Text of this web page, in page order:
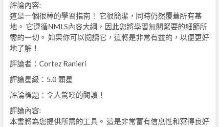
評論內容:
這是一個很棒的學習指南！ 它很簡潔，同時仍然覆蓋所有基
地。 它遵循NMLS內容大綱，因此您將學習無關緊要的細節所
需的一切。 如果你可以閱讀它，這將是非常有益的，以便更好
地了解！
評論者：Cortez Ranieri
評論星級：5.0 顆星
評論標題：令人驚嘆的閱讀！
評論內容:
本書將為您提供所需的工具。 這是非常富有信息性和寫得良好